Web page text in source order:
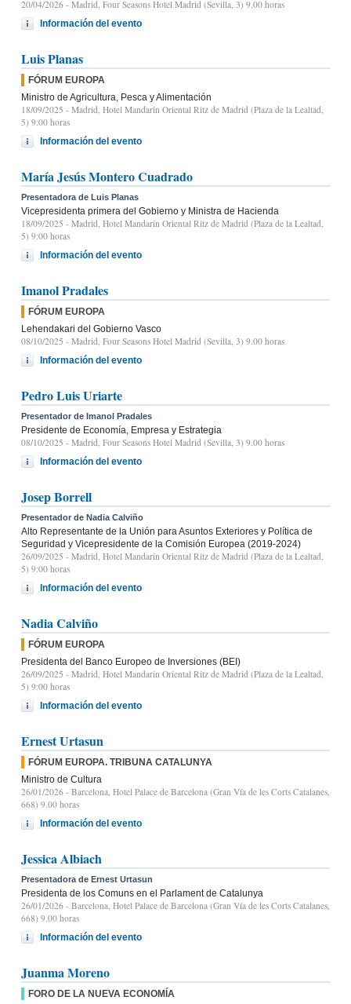
20/04/2026 - Madrid, Four Seasons Hotel Madrid (Sevilla, 3) 9.00 horas
Información del evento
Luis Planas
FÓRUM EUROPA
Ministro de Agricultura, Pesca y Alimentación
18/09/2025 - Madrid, Hotel Mandarin Oriental Ritz de Madrid (Plaza de la Lealtad,
5) 9:00 horas
Información del evento
María Jesús Montero Cuadrado
Presentadora de Luis Planas
Vicepresidenta primera del Gobierno y Ministra de Hacienda
18/09/2025 - Madrid, Hotel Mandarin Oriental Ritz de Madrid (Plaza de la Lealtad,
5) 9:00 horas
Información del evento
Imanol Pradales
FÓRUM EUROPA
Lehendakari del Gobierno Vasco
08/10/2025 - Madrid, Four Seasons Hotel Madrid (Sevilla, 3) 9.00 horas
Información del evento
Pedro Luis Uriarte
Presentador de Imanol Pradales
Presidente de Economía, Empresa y Estrategia
08/10/2025 - Madrid, Four Seasons Hotel Madrid (Sevilla, 3) 9.00 horas
Información del evento
Josep Borrell
Presentador de Nadia Calviño
Alto Representante de la Unión para Asuntos Exteriores y Política de
Seguridad y Vicepresidente de la Comisión Europea (2019-2024)
26/09/2025 - Madrid, Hotel Mandarin Oriental Ritz de Madrid (Plaza de la Lealtad,
5) 9:00 horas
Información del evento
Nadia Calviño
FÓRUM EUROPA
Presidenta del Banco Europeo de Inversiones (BEI)
26/09/2025 - Madrid, Hotel Mandarin Oriental Ritz de Madrid (Plaza de la Lealtad,
5) 9:00 horas
Información del evento
Ernest Urtasun
FÓRUM EUROPA. TRIBUNA CATALUNYA
Ministro de Cultura
26/01/2026 - Barcelona, Hotel Palace de Barcelona (Gran Vía de les Corts Catalanes,
668) 9.00 horas
Información del evento
Jessica Albiach
Presentadora de Ernest Urtasun
Presidenta de los Comuns en el Parlament de Catalunya
26/01/2026 - Barcelona, Hotel Palace de Barcelona (Gran Vía de les Corts Catalanes,
668) 9.00 horas
Información del evento
Juanma Moreno
FORO DE LA NUEVA ECONOMÍA